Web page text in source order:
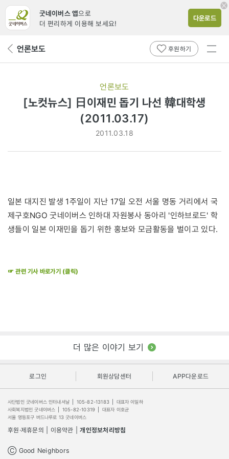
굿네이버스 앱으로
더 편리하게 이용해 보세요!
다운로드
뒤 언론보도 후원하기
전체
언론보도
[노컷뉴스] 日이재민 돕기 나선 韓대학생
(2011.03.17)
2011.03.18
일본 대지진 발생 1주일이 지난 17일 오전 서울 명동 거리에서 국
제구호NGO 굿네이버스 인하대 자원봉사 동아리 '인하브로드' 학
생들이 일본 이재민을 돕기 위한 홍보와 모금활동을 벌이고 있다.
☞ 관련 기사 바로가기 (클릭)
더 많은 이야기 보기
로그인 회원상담센터 APP다운로드
사단법인 굿네이버스 인터내셔날 105-82-13183
대표자 이일하
사회복지법인 굿네이버스
105-82-10319
대표자 이호균
서울 영등포구 버드나루로 13 굿네이버스
후원·제휴문의 이용약관 개인정보처리방침
Ⓒ Good Neighbors